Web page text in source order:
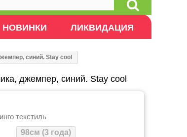
НОВИНКИ ЛИКВИДАЦИЯ
синий. Stay cool
джемпер, синий. Stay cool
текстиль
98см (3 года)